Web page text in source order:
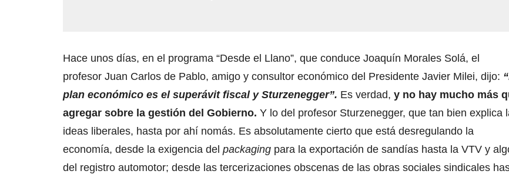
Hace unos días, en el programa “Desde el Llano”, que conduce Joaquín Morales Solá, el
profesor Juan Carlos de Pablo, amigo y consultor económico del Presidente Javier Milei, dijo:
plan económico es el superávit fiscal y Sturzenegger”. Es verdad, y no hay mucho más
agregar sobre la gestión del Gobierno. Y lo del profesor Sturzenegger, que tan bien explica
ideas liberales, hasta por ahí nomás. Es absolutamente cierto que está desregulando la
economía, desde la exigencia del packaging para la exportación de sandías hasta la VTV y
del registro automotor; desde las tercerizaciones obscenas de las obras sociales sindicales